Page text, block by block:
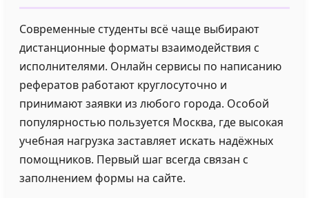
Современные студенты всё чаще выбирают
дистанционные форматы взаимодействия с
исполнителями. Онлайн сервисы по написанию
рефератов работают круглосуточно и
принимают заявки из любого города. Особой
популярностью пользуется Москва, где высокая
учебная нагрузка заставляет искать надёжных
помощников. Первый шаг всегда связан с
заполнением формы на сайте.